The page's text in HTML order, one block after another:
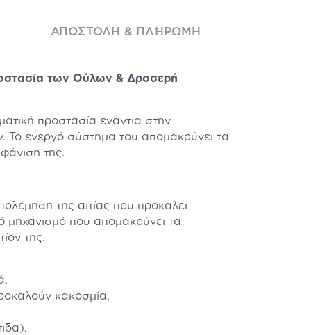
ΑΠΟΣΤΟΛΉ & ΠΛΗΡΩΜΉ
των Ούλων & Δροσερή
προστασία ενάντια στην
Το ενεργό σύστημα του απομακρύνει τα
της.
της αιτίας που προκαλεί
μηχανισμό που απομακρύνει τα
της.
κακοσμία.